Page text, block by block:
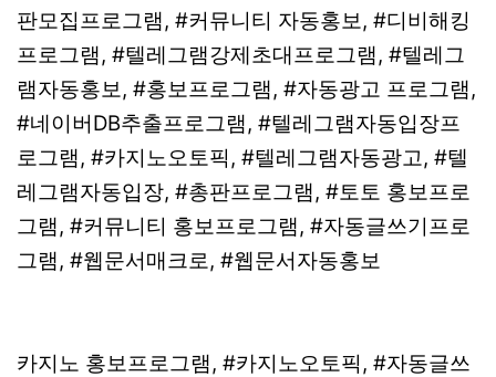
판모집프로그램, #커뮤니티 자동홍보, #디비해킹
프로그램, #텔레그램강제초대프로그램, #텔레그
램자동홍보, #홍보프로그램, #자동광고 프로그램,
#네이버DB추출프로그램, #텔레그램자동입장프
로그램, #카지노오토픽, #텔레그램자동광고, #텔
레그램자동입장, #총판프로그램, #토토 홍보프로
그램, #커뮤니티 홍보프로그램, #자동글쓰기프로
그램, #웹문서매크로, #웹문서자동홍보
카지노 홍보프로그램, #카지노오토픽, #자동글쓰